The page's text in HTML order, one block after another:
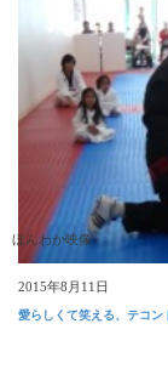
ほんわか映像
2015年8月11日
愛らしくて笑える、テコン